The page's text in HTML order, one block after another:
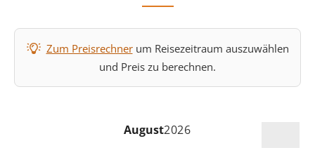
Zum Preisrechnerum Reisezeitraum auszuwählen
und Preis zu berechnen.
August2026